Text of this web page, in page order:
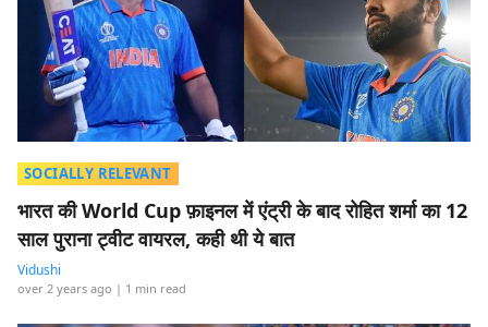
SOCIALLY RELEVANT
भारत की World Cup फ़ाइनल में एंट्री के बाद रोहित शर्मा का 12
साल पुराना ट्वीट वायरल, कही थी ये बात
Vidushi
over 2 years ago | 1 min read